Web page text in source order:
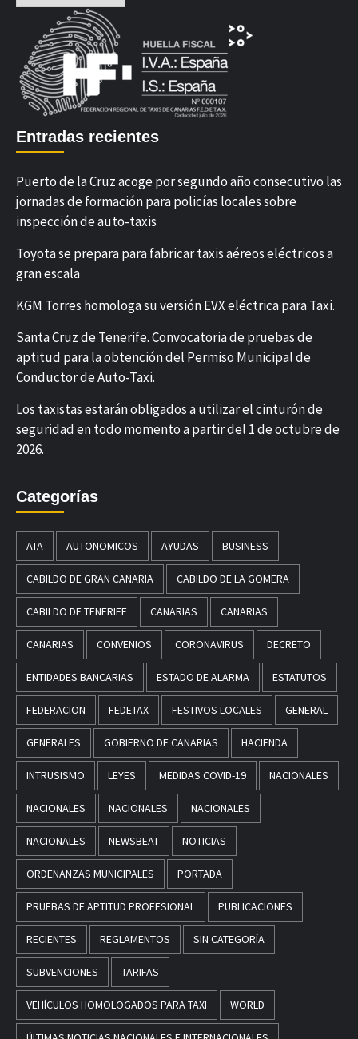
Entradas recientes
Puerto de la Cruz acoge por segundo año consecutivo las
jornadas de formación para policías locales sobre
inspección de auto-taxis
Toyota se prepara para fabricar taxis aéreos eléctricos a
gran escala
KGM Torres homologa su versión EVX eléctrica para Taxi.
Santa Cruz de Tenerife. Convocatoria de pruebas de
aptitud para la obtención del Permiso Municipal de
Conductor de Auto-Taxi.
Los taxistas estarán obligados a utilizar el cinturón de
seguridad en todo momento a partir del 1 de octubre de
2026.
Categorías
ATA AUTONOMICOS AYUDAS BUSINESS
CABILDO DE GRAN CANARIA CABILDO DE LA GOMERA
CABILDO DE TENERIFE CANARIAS CANARIAS
CANARIAS CONVENIOS CORONAVIRUS DECRETO
ENTIDADES BANCARIAS ESTADO DE ALARMA ESTATUTOS
FEDERACION FEDETAX FESTIVOS LOCALES GENERAL
GENERALES GOBIERNO DE CANARIAS HACIENDA
INTRUSISMO LEYES MEDIDAS COVID-19 NACIONALES
NACIONALES NACIONALES NACIONALES
NACIONALES NEWSBEAT NOTICIAS
ORDENANZAS MUNICIPALES PORTADA
PRUEBAS DE APTITUD PROFESIONAL PUBLICACIONES
RECIENTES REGLAMENTOS SIN CATEGORÍA
SUBVENCIONES TARIFAS
VEHÍCULOS HOMOLOGADOS PARA TAXI WORLD